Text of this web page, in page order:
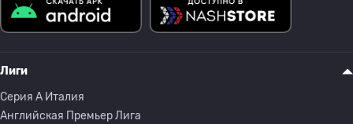
Лиги
Серия A Италия
Английская Премьер Лига